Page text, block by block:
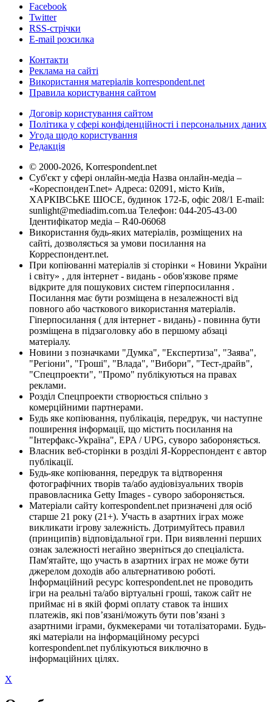
Facebook
Twitter
RSS-стрічки
E-mail розсилка
Контакти
Реклама на сайті
Використання матеріалів korrespondent.net
Правила користування сайтом
Договір користування сайтом
Політика у сфері конфіденційності і персональних даних
Угода щодо користування
Редакція
© 2000-2026, Korrespondent.net
Суб'єкт у сфері онлайн-медіа Назва онлайн-медіа –
«КореспонденТ.net» Адреса: 02091, місто Київ,
ХАРКІВСЬКЕ ШОСЕ, будинок 172-Б, офіс 208/1 E-mail:
sunlight@mediadim.com.ua Телефон: 044-205-43-00
Ідентифікатор медіа – R40-06068
Використання будь-яких матеріалів, розміщених на
сайті, дозволяється за умови посилання на
Корреспондент.net.
При копіюванні матеріалів зі сторінки « Новини України
і світу» , для інтернет - видань - обов'язкове пряме
відкрите для пошукових систем гіперпосилання .
Посилання має бути розміщена в незалежності від
повного або часткового використання матеріалів.
Гіперпосилання ( для інтернет - видань) - повинна бути
розміщена в підзаголовку або в першому абзаці
матеріалу.
Новини з позначками "Думка", "Експертиза", "Заява",
"Регіони", "Гроші", "Влада", "Вибори", "Тест-драйв",
"Спецпроекти", "Промо" публікуються на правах
реклами.
Розділ Спецпроекти створюється спільно з
комерційними партнерами.
Будь яке копіювання, публікація, передрук, чи наступне
поширення інформації, що містить посилання на
"Інтерфакс-Україна", EPA / UPG, суворо забороняється.
Власник веб-сторінки в розділі Я-Корреспондент є автор
публікації.
Будь-яке копіювання, передрук та відтворення
фотографічних творів та/або аудіовізуальних творів
правовласника Getty Images - суворо забороняється.
Матеріали сайту korrespondent.net призначені для осіб
старше 21 року (21+). Участь в азартних іграх може
викликати ігрову залежність. Дотримуйтесь правил
(принципів) відповідальної гри. При виявленні перших
ознак залежності негайно зверніться до спеціаліста.
Пам'ятайте, що участь в азартних іграх не може бути
джерелом доходів або альтернативою роботі.
Інформаційний ресурс korrespondent.net не проводить
ігри на реальні та/або віртуальні гроші, також сайт не
приймає ні в якій формі оплату ставок та інших
платежів, які пов’язані/можуть бути пов’язані з
азартними іграми, букмекерами чи тоталізаторами. Будь-
які матеріали на інформаційному ресурсі
korrespondent.net публікуються виключно в
інформаційних цілях.
X